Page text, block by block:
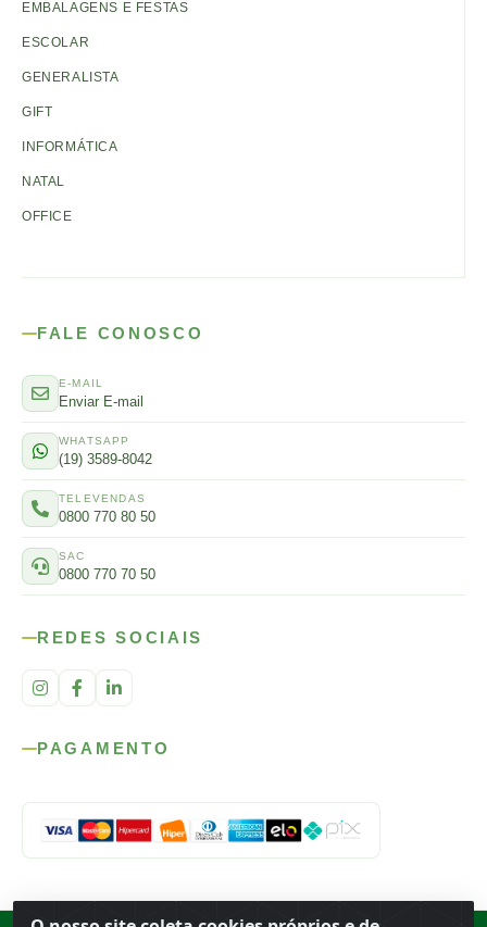
EMBALAGENS E FESTAS
ESCOLAR
GENERALISTA
GIFT
INFORMÁTICA
NATAL
OFFICE
FALE CONOSCO
E-MAIL
Enviar E-mail
WHATSAPP
(19) 3589-8042
TELEVENDAS
0800 770 80 50
SAC
0800 770 70 50
REDES SOCIAIS
PAGAMENTO